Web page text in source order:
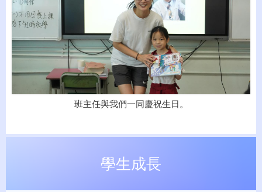
班主任與我們一同慶祝生日。
學生成長